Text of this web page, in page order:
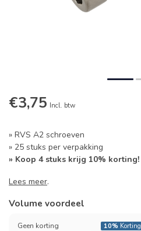
€3,75 Incl. btw
» RVS A2 schroeven
» 25 stuks per verpakking
» Koop 4 stuks krijg 10% korting!
Lees meer.
Volume voordeel
Geen korting 10% Korting